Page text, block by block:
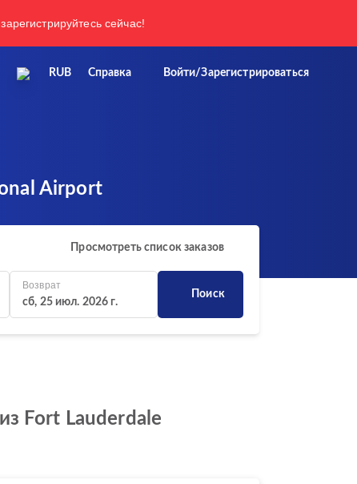
сейчас!
RUB Справка Войти/Зарегистрироваться
Airport
Просмотреть список заказов
Возврат
сб, 25 июл. 2026 г.
Поиск
Fort Lauderdale